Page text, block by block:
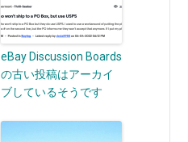
eBay Discussion Boards
の古い投稿はアーカイ
ブしているそうです